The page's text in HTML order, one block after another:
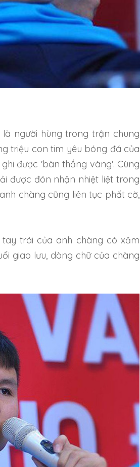
người hùng trong trận chung
triệu con tim yêu bóng đá của
được 'bàn thắng vàng'. Cùng
được đón nhận nhiệt liệt trong
chàng cũng liên tục phất cờ,
trái của anh chàng có xăm
giao lưu, dòng chữ của chàng